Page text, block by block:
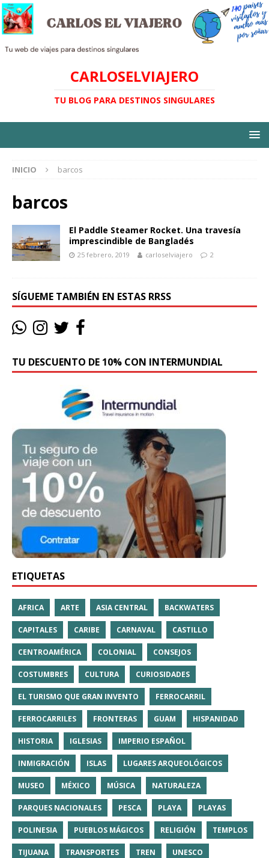
CARLOSELVIAJERO
TU BLOG PARA DESTINOS SINGULARES
INICIO barcos
barcos
El Paddle Steamer Rocket. Una travesía
imprescindible de Bangladés
25 febrero, 2019 carloselviajero 2
SÍGUEME TAMBIÉN EN ESTAS RRSS
TU DESCUENTO DE 10% CON INTERMUNDIAL
ETIQUETAS
AFRICA ARTE ASIA CENTRAL BACKWATERS
CAPITALES CARIBE CARNAVAL CASTILLO
CENTROAMÉRICA COLONIAL CONSEJOS
COSTUMBRES CULTURA CURIOSIDADES
EL TURISMO QUE GRAN INVENTO FERROCARRIL
FERROCARRILES FRONTERAS GUAM HISPANIDAD
HISTORIA IGLESIAS IMPERIO ESPAÑOL
INMIGRACIÓN ISLAS LUGARES ARQUEOLÓGICOS
MUSEO MÉXICO MÚSICA NATURALEZA
PARQUES NACIONALES PESCA PLAYA PLAYAS
POLINESIA PUEBLOS MÁGICOS RELIGIÓN TEMPLOS
TIJUANA TRANSPORTES TREN UNESCO